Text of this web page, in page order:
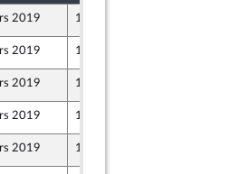
2019 18 mars 2019
2019 15 mars 2019
2019 18 mars 2019
2019 14 mars 2019
2019 18 mars 2019